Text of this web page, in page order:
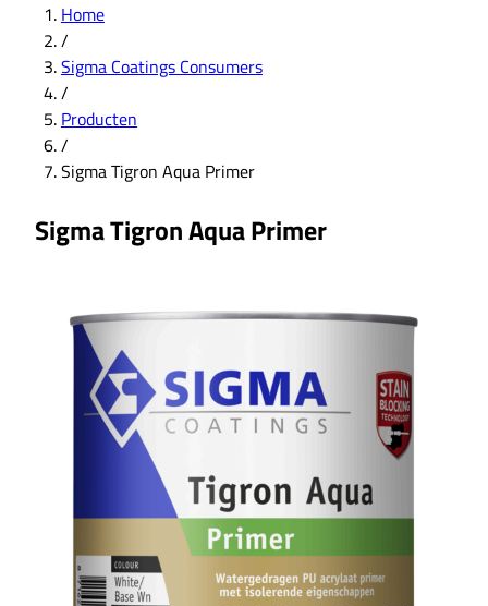
Home
/
Sigma Coatings Consumers
/
Producten
/
Sigma Tigron Aqua Primer
Sigma Tigron Aqua Primer